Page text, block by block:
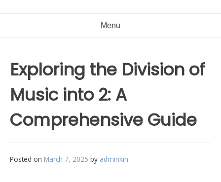
Menu
Exploring the Division of
Music into 2: A
Comprehensive Guide
Posted on March 7, 2025 by adminkin